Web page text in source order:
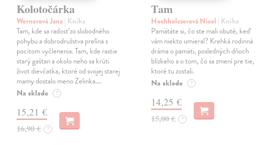
Kolotočárka
Wernerová Jana| Kniha
Tam, kde sa radosť zo slobodného
pohybu a dobrodružstva prelína s
pocitom vyčlenenia. Tam, kde rastie
starý gaštan a okolo neho sa krúti
život dievčatka, ktoré od svojej starej
mamy dostalo meno Zelinka.…
Na sklade ?
15,21 €
16,90 € ?
Tam
Hochholczerová Nicol | Kniha
Pamätáte si, čo ste mali obuté, keď
vám niekto umieral? Krehká rodinná
dráma o pamäti, posledných dňoch
blízkeho a o tom, čo sa zmení pre tie,
ktoré tu zostali.
Na sklade ?
14,25 €
15,00 € ?